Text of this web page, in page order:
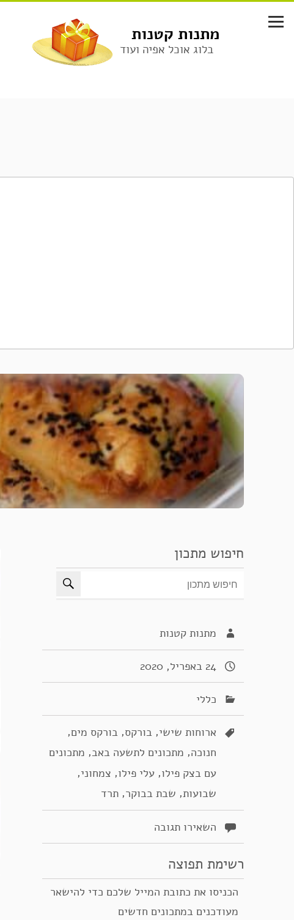
לתוכן
מתנות קטנות
בלוג אוכל אפיה ועוד
חיפוש מתכון
מתנות קטנות
24 באפריל, 2020
כללי
ארוחות שישי, בורקס, בורקס מים,
חנוכה, מתכונים לתשעה באב, מתכונים
עם בצק פילו, עלי פילו, צמחוני,
שבועות, שבת בבוקר, תרד
השאירו תגובה
רשימת תפוצה
הכניסו את כתובת המייל שלכם כדי להישאר
מעודכנים במתכונים חדשים